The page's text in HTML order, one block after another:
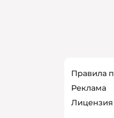
Правила
Реклама